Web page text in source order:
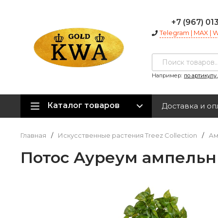
+7 (967)
Telegram | MAX |
Например: по
Каталог товаров Доставка и
Главная / Искусственные растения Treez Collection /
Потос Ауреум